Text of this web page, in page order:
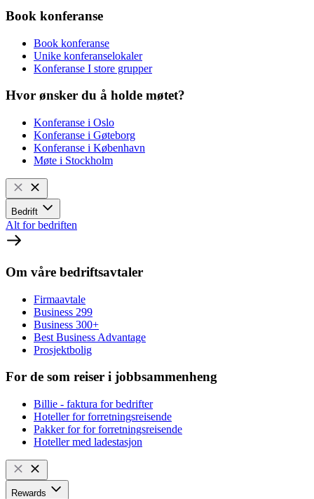
Book konferanse
Book konferanse
Unike konferanselokaler
Konferanse I store grupper
Hvor ønsker du å holde møtet?
Konferanse i Oslo
Konferanse i Gøteborg
Konferanse i København
Møte i Stockholm
Bedrift
Alt for bedriften
Om våre bedriftsavtaler
Firmaavtale
Business 299
Business 300+
Best Business Advantage
Prosjektbolig
For de som reiser i jobbsammenheng
Billie - faktura for bedrifter
Hoteller for forretningsreisende
Pakker for for forretningsreisende
Hoteller med ladestasjon
Rewards